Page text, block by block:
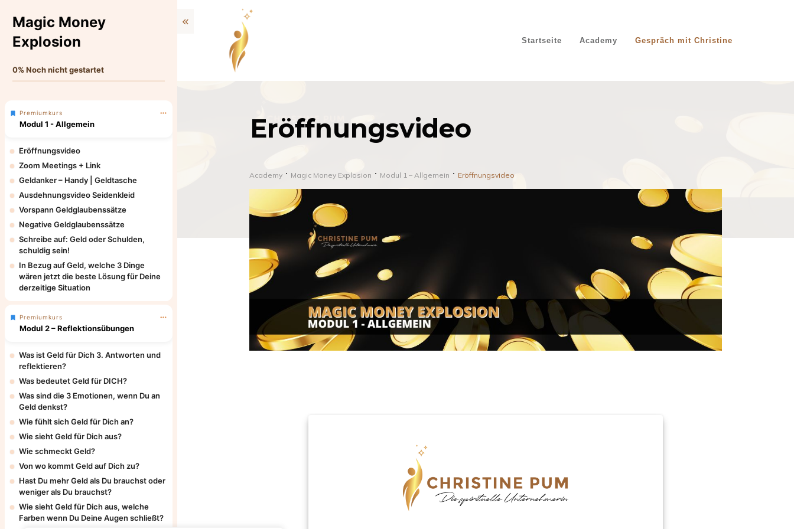
Startseite Academy Gespräch mit Christine
Eröffnungsvideo
Academy Magic Money Explosion Modul 1 – Allgemein Eröffnungsvideo
Magic Money
Explosion
0% Noch nicht gestartet
Premiumkurs
Modul 1 - Allgemein
Eröffnungsvideo
Zoom Meetings + Link
Geldanker – Handy | Geldtasche
Ausdehnungsvideo Seidenkleid
Vorspann Geldglaubenssätze
Negative Geldglaubenssätze
Schreibe auf: Geld oder Schulden,
schuldig sein!
In Bezug auf Geld, welche 3 Dinge
wären jetzt die beste Lösung für Deine
derzeitige Situation
Premiumkurs
Modul 2 – Reflektionsübungen
Was ist Geld für Dich 3. Antworten und
reflektieren?
Was bedeutet Geld für DICH?
Was sind die 3 Emotionen, wenn Du an
Geld denkst?
Wie fühlt sich Geld für Dich an?
Wie sieht Geld für Dich aus?
Wie schmeckt Geld?
Von wo kommt Geld auf Dich zu?
Hast Du mehr Geld als Du brauchst oder
weniger als Du brauchst?
Wie sieht Geld für Dich aus, welche
Farben wenn Du Deine Augen schließt?